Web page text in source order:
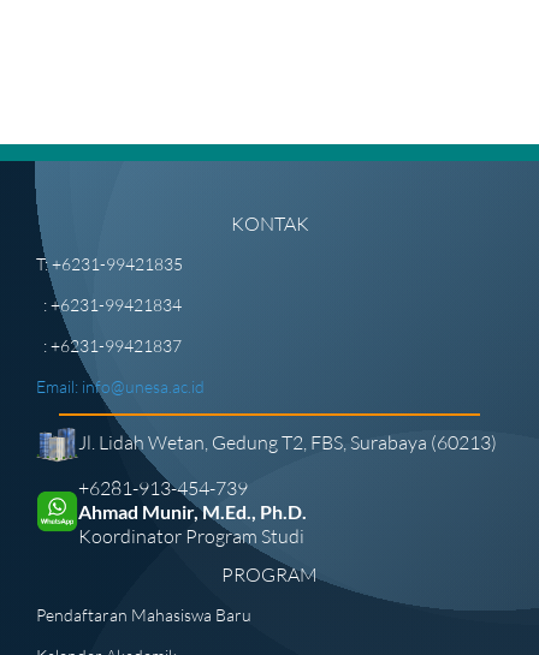
KONTAK
T: +6231-99421835
: +6231-99421834
: +6231-99421837
Email: info@unesa.ac.id
Jl. Lidah Wetan, Gedung T2, FBS, Surabaya (60213)
+6281-913-454-739
Ahmad Munir, M.Ed., Ph.D.
Koordinator Program Studi
PROGRAM
Pendaftaran Mahasiswa Baru